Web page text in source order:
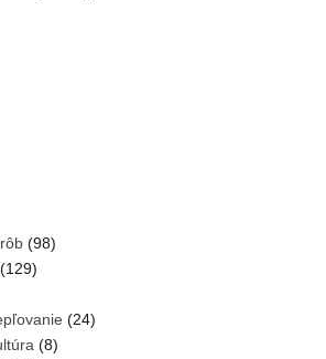
(98)
(129)
(24)
(8)